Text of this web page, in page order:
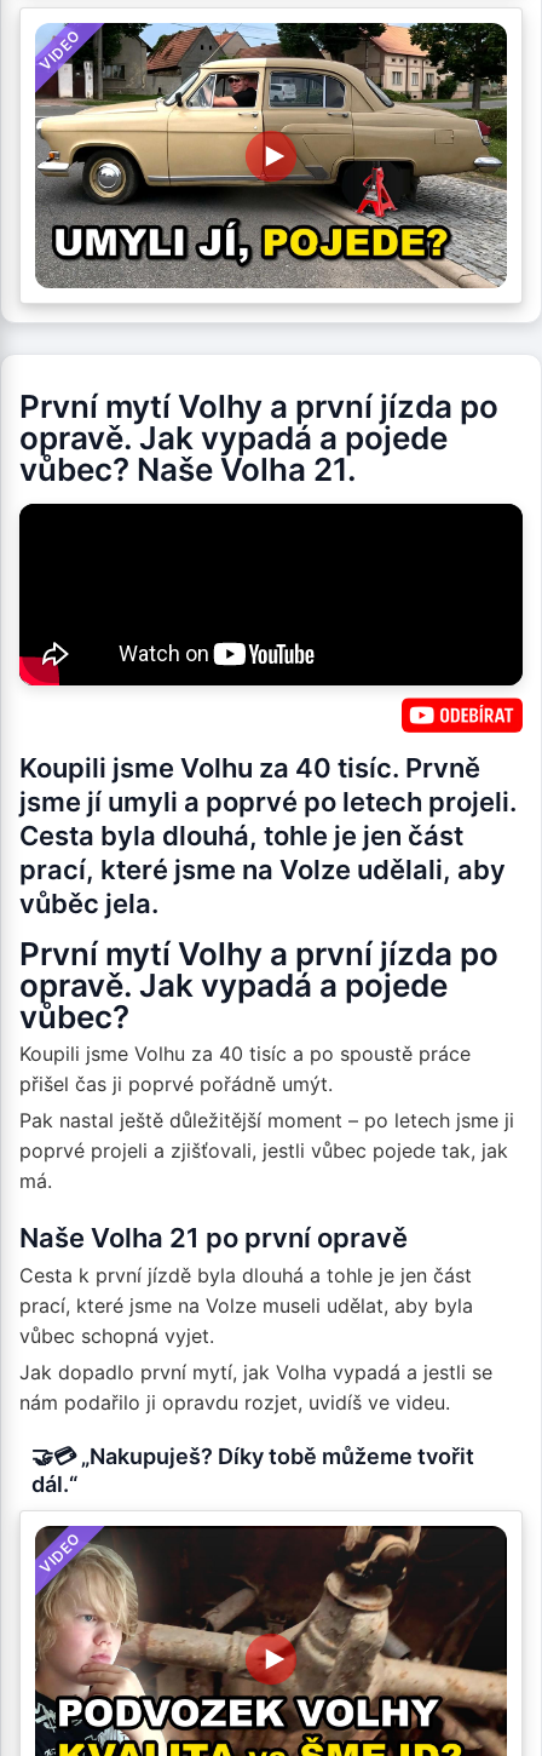
VIDEO
První mytí Volhy a první jízda po
opravě. Jak vypadá a pojede
vůbec? Naše Volha 21.
Koupili jsme Volhu za 40 tisíc. Prvně
jsme jí umyli a poprvé po letech projeli.
Cesta byla dlouhá, tohle je jen část
prací, které jsme na Volze udělali, aby
vůběc jela.
První mytí Volhy a první jízda po
opravě. Jak vypadá a pojede
vůbec?
Koupili jsme Volhu za 40 tisíc a po spoustě práce
přišel čas ji poprvé pořádně umýt.
Pak nastal ještě důležitější moment – po letech jsme ji
poprvé projeli a zjišťovali, jestli vůbec pojede tak, jak
má.
Naše Volha 21 po první opravě
Cesta k první jízdě byla dlouhá a tohle je jen část
prací, které jsme na Volze museli udělat, aby byla
vůbec schopná vyjet.
Jak dopadlo první mytí, jak Volha vypadá a jestli se
nám podařilo ji opravdu rozjet, uvidíš ve videu.
🤝💳 „Nakupuješ? Díky tobě můžeme tvořit
dál.“
VIDEO